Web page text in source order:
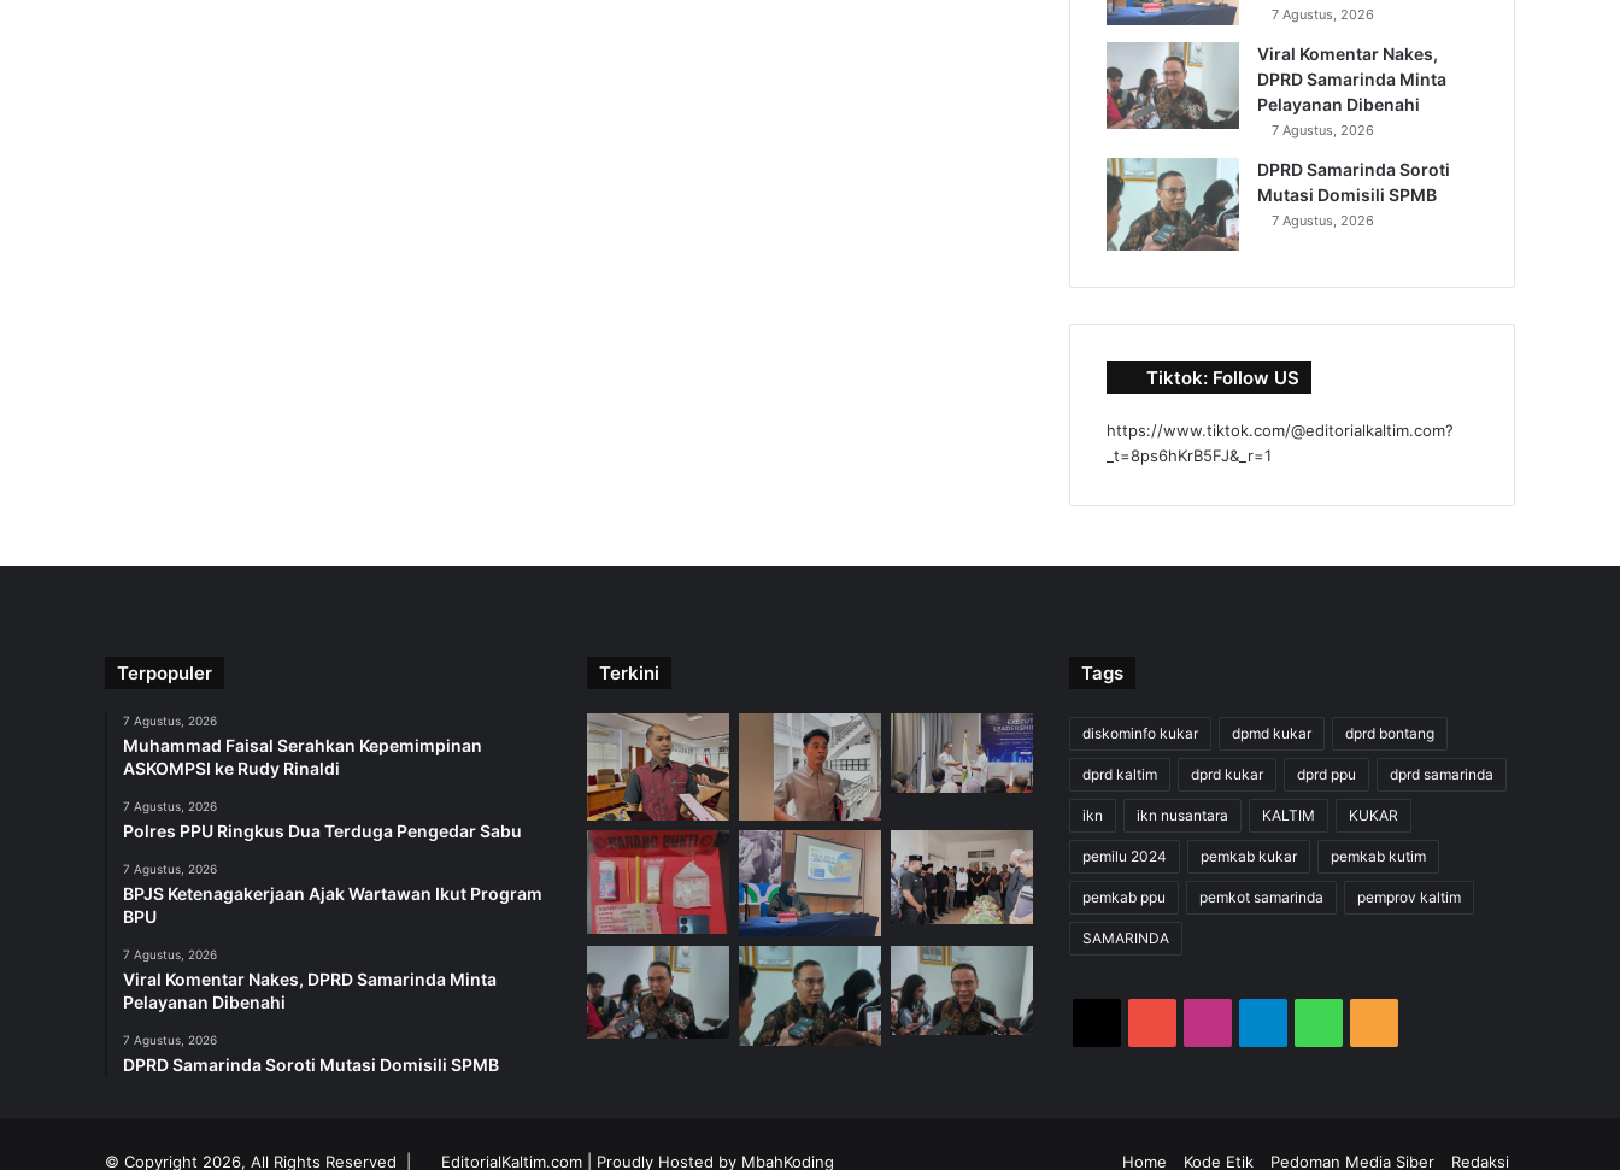
7 Agustus, 2026
Viral Komentar Nakes,
DPRD Samarinda Minta
Pelayanan Dibenahi
7 Agustus, 2026
DPRD Samarinda Soroti
Mutasi Domisili SPMB
7 Agustus, 2026
Tiktok: Follow US
https://www.tiktok.com/@editorialkaltim.com?
_t=8ps6hKrB5FJ&_r=1
Terpopuler
7 Agustus, 2026
Muhammad Faisal Serahkan Kepemimpinan
ASKOMPSI ke Rudy Rinaldi
7 Agustus, 2026
Polres PPU Ringkus Dua Terduga Pengedar Sabu
7 Agustus, 2026
BPJS Ketenagakerjaan Ajak Wartawan Ikut Program
BPU
7 Agustus, 2026
Viral Komentar Nakes, DPRD Samarinda Minta
Pelayanan Dibenahi
7 Agustus, 2026
DPRD Samarinda Soroti Mutasi Domisili SPMB
Terkini Tags
diskominfo kukar dpmd kukar dprd bontang
dprd kaltim dprd kukar dprd ppu dprd samarinda
ikn ikn nusantara KALTIM KUKAR
pemilu 2024 pemkab kukar pemkab kutim
pemkab ppu pemkot samarinda pemprov kaltim
SAMARINDA
© Copyright 2026, All Rights Reserved | EditorialKaltim.com | Proudly Hosted by MbahKoding Home Kode Etik Pedoman Media Siber Redaksi
WhatsApp
RSS